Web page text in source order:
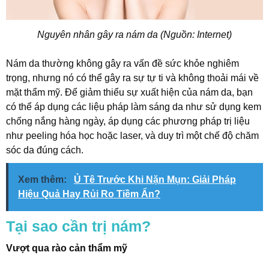
Nguyên nhân gây ra nám da (Nguồn: Internet)
Nám da thường không gây ra vấn đề sức khỏe nghiêm
trọng, nhưng nó có thể gây ra sự tự ti và không thoải mái về
mặt thẩm mỹ. Để giảm thiểu sự xuất hiện của nám da, bạn
có thể áp dụng các liệu pháp làm sáng da như sử dụng kem
chống nắng hàng ngày, áp dụng các phương pháp trị liệu
như peeling hóa học hoặc laser, và duy trì một chế độ chăm
sóc da đúng cách.
Xem thêm:
Ủ Tê Trước Khi Nặn Mụn: Giải Pháp
Hiệu Quả Hay Rủi Ro Tiềm Ẩn?
Tại sao cần trị nám?
Vượt qua rào cản thẩm mỹ